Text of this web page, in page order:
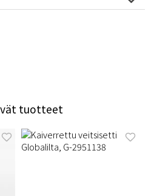
tuotteet